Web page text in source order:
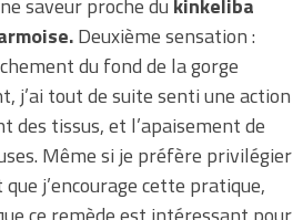
saveur proche du kinkeliba
Deuxième sensation :
du fond de la gorge
j’ai tout de suite senti une action
des tissus, et l’apaisement de
Même si je préfère privilégier
j’encourage cette pratique,